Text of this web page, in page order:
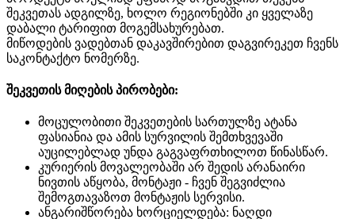
შეკვეთას ადგილზე, ხოლო რეგიონებში კი ყველაზე
დაბალი ტარიფით მოგემსახურებათ.
მიწოდების ვადებთან დაკავშირებით დაგვირეკეთ ჩვენს
საკონტაქტო ნომერზე.
შეკვეთის მიღების პირობები:
მოცულობითი შეკვეთების სართულზე ატანა
ფასიანია და ამის სურვილის შემთხვევაში
აუცილებლად უნდა გაგვაფრთხილოთ წინასწარ.
კურიერის მოვალეობაში არ შედის არანაირი
ნივთის აწყობა, მონტაჟი - ჩვენ შეგვიძლია
შემოგთავაზოთ მონტაჟის სერვისი.
ანგარიშწორება ხორციელდება: ნაღდი